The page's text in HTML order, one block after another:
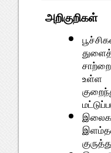
அறிகுறிகள்
உள்ள